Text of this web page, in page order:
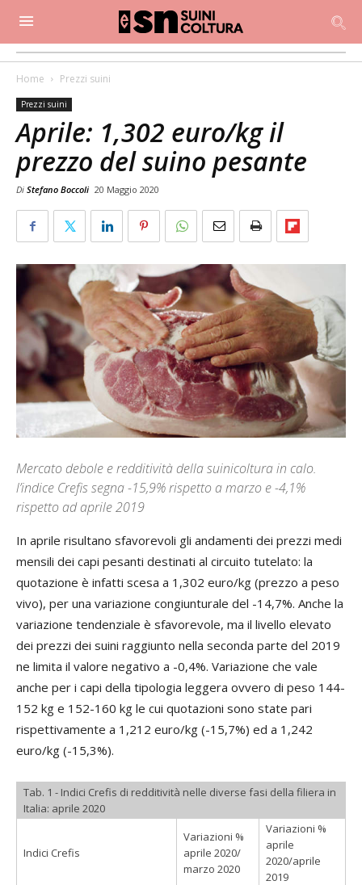
Home Prezzi suini
Prezzi suini
Aprile: 1,302 euro/kg il
prezzo del suino pesante
Di Stefano Boccoli 20 Maggio 2020
Mercato debole e redditività della suinicoltura in calo.
l’indice Crefis segna -15,9% rispetto a marzo e -4,1%
rispetto ad aprile 2019
In aprile risultano sfavorevoli gli andamenti dei prezzi medi
mensili dei capi pesanti destinati al circuito tutelato: la
quotazione è infatti scesa a 1,302 euro/kg (prezzo a peso
vivo), per una variazione congiunturale del -14,7%. Anche la
variazione tendenziale è sfavorevole, ma il livello elevato
dei prezzi dei suini raggiunto nella seconda parte del 2019
ne limita il valore negativo a -0,4%. Variazione che vale
anche per i capi della tipologia leggera ovvero di peso 144-
152 kg e 152-160 kg le cui quotazioni sono state pari
rispettivamente a 1,212 euro/kg (-15,7%) ed a 1,242
euro/kg (-15,3%).
Tab. 1 - Indici Crefis di redditività nelle diverse fasi della filiera in
Italia: aprile 2020
Indici Crefis
Variazioni %
aprile 2020/
marzo 2020
Variazioni %
aprile
2020/aprile
2019